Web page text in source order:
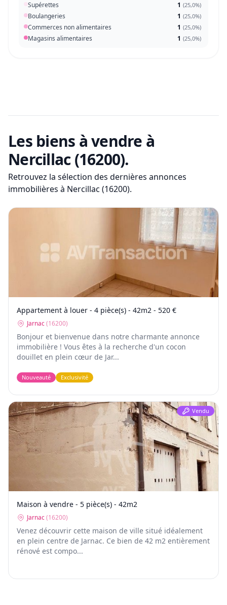
Supérettes 1 (25,0%)
Boulangeries 1 (25,0%)
Commerces non alimentaires 1 (25,0%)
Magasins alimentaires 1 (25,0%)
Les biens à vendre à
Nercillac (16200).
Retrouvez la sélection des dernières annonces
immobilières à Nercillac (16200).
Appartement à louer - 4 pièce(s) - 42m2 - 520 €
Jarnac(16200)
Bonjour et bienvenue dans notre charmante annonce
immobilière ! Vous êtes à la recherche d'un cocon
douillet en plein cœur de Jar...
Nouveauté Exclusivité
Vendu
Maison à vendre - 5 pièce(s) - 42m2
Jarnac(16200)
Venez découvrir cette maison de ville situé idéalement
en plein centre de Jarnac. Ce bien de 42 m2 entièrement
rénové est compo...